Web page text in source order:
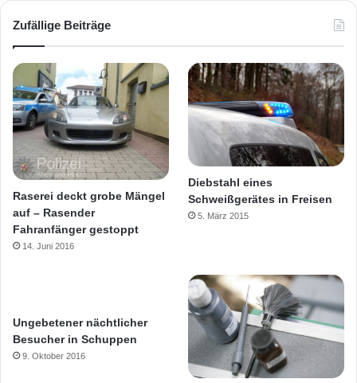
Zufällige Beiträge
Raserei deckt grobe Mängel
auf – Rasender
Fahranfänger gestoppt
14. Juni 2016
Diebstahl eines
Schweißgerätes in Freisen
5. März 2015
Ungebetener nächtlicher
Besucher in Schuppen
9. Oktober 2016